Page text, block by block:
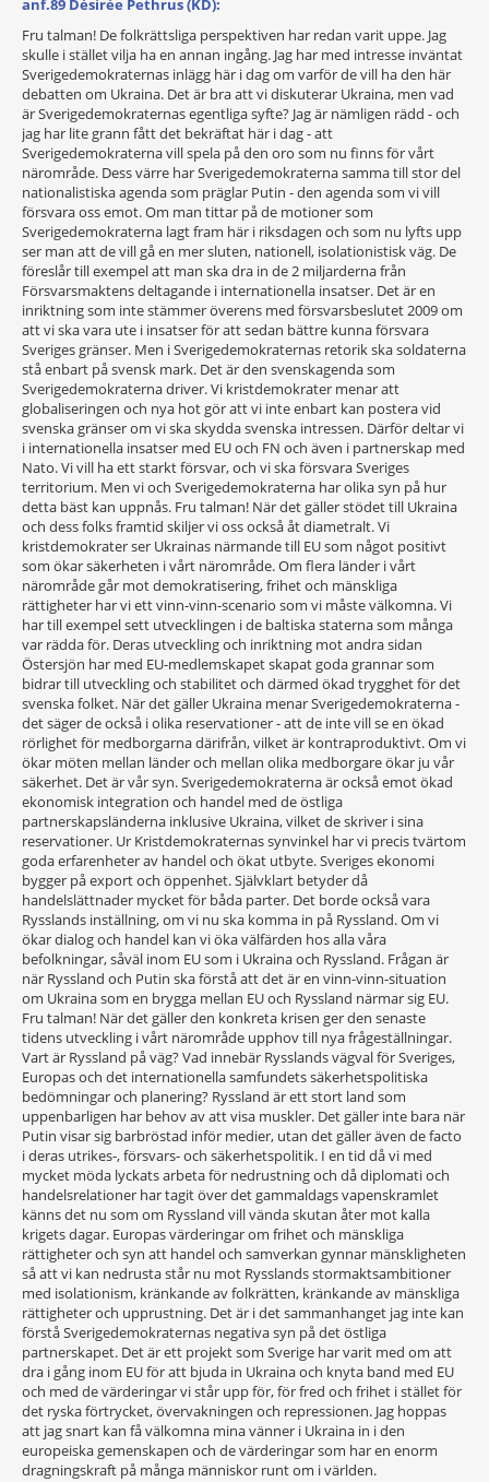
anf.89 Désirée Pethrus (KD):
Fru talman! De folkrättsliga perspektiven har redan varit uppe. Jag
skulle i stället vilja ha en annan ingång. Jag har med intresse inväntat
Sverigedemokraternas inlägg här i dag om varför de vill ha den här
debatten om Ukraina. Det är bra att vi diskuterar Ukraina, men vad
är Sverigedemokraternas egentliga syfte? Jag är nämligen rädd - och
jag har lite grann fått det bekräftat här i dag - att
Sverigedemokraterna vill spela på den oro som nu finns för vårt
närområde. Dess värre har Sverigedemokraterna samma till stor del
nationalistiska agenda som präglar Putin - den agenda som vi vill
försvara oss emot. Om man tittar på de motioner som
Sverigedemokraterna lagt fram här i riksdagen och som nu lyfts upp
ser man att de vill gå en mer sluten, nationell, isolationistisk väg. De
föreslår till exempel att man ska dra in de 2 miljarderna från
Försvarsmaktens deltagande i internationella insatser. Det är en
inriktning som inte stämmer överens med försvarsbeslutet 2009 om
att vi ska vara ute i insatser för att sedan bättre kunna försvara
Sveriges gränser. Men i Sverigedemokraternas retorik ska soldaterna
stå enbart på svensk mark. Det är den svenskagenda som
Sverigedemokraterna driver. Vi kristdemokrater menar att
globaliseringen och nya hot gör att vi inte enbart kan postera vid
svenska gränser om vi ska skydda svenska intressen. Därför deltar vi
i internationella insatser med EU och FN och även i partnerskap med
Nato. Vi vill ha ett starkt försvar, och vi ska försvara Sveriges
territorium. Men vi och Sverigedemokraterna har olika syn på hur
detta bäst kan uppnås. Fru talman! När det gäller stödet till Ukraina
och dess folks framtid skiljer vi oss också åt diametralt. Vi
kristdemokrater ser Ukrainas närmande till EU som något positivt
som ökar säkerheten i vårt närområde. Om flera länder i vårt
närområde går mot demokratisering, frihet och mänskliga
rättigheter har vi ett vinn-vinn-scenario som vi måste välkomna. Vi
har till exempel sett utvecklingen i de baltiska staterna som många
var rädda för. Deras utveckling och inriktning mot andra sidan
Östersjön har med EU-medlemskapet skapat goda grannar som
bidrar till utveckling och stabilitet och därmed ökad trygghet för det
svenska folket. När det gäller Ukraina menar Sverigedemokraterna -
det säger de också i olika reservationer - att de inte vill se en ökad
rörlighet för medborgarna därifrån, vilket är kontraproduktivt. Om vi
ökar möten mellan länder och mellan olika medborgare ökar ju vår
säkerhet. Det är vår syn. Sverigedemokraterna är också emot ökad
ekonomisk integration och handel med de östliga
partnerskapsländerna inklusive Ukraina, vilket de skriver i sina
reservationer. Ur Kristdemokraternas synvinkel har vi precis tvärtom
goda erfarenheter av handel och ökat utbyte. Sveriges ekonomi
bygger på export och öppenhet. Självklart betyder då
handelslättnader mycket för båda parter. Det borde också vara
Rysslands inställning, om vi nu ska komma in på Ryssland. Om vi
ökar dialog och handel kan vi öka välfärden hos alla våra
befolkningar, såväl inom EU som i Ukraina och Ryssland. Frågan är
när Ryssland och Putin ska förstå att det är en vinn-vinn-situation
om Ukraina som en brygga mellan EU och Ryssland närmar sig EU.
Fru talman! När det gäller den konkreta krisen ger den senaste
tidens utveckling i vårt närområde upphov till nya frågeställningar.
Vart är Ryssland på väg? Vad innebär Rysslands vägval för Sveriges,
Europas och det internationella samfundets säkerhetspolitiska
bedömningar och planering? Ryssland är ett stort land som
uppenbarligen har behov av att visa muskler. Det gäller inte bara när
Putin visar sig barbröstad inför medier, utan det gäller även de facto
i deras utrikes-, försvars- och säkerhetspolitik. I en tid då vi med
mycket möda lyckats arbeta för nedrustning och då diplomati och
handelsrelationer har tagit över det gammaldags vapenskramlet
känns det nu som om Ryssland vill vända skutan åter mot kalla
krigets dagar. Europas värderingar om frihet och mänskliga
rättigheter och syn att handel och samverkan gynnar mänskligheten
så att vi kan nedrusta står nu mot Rysslands stormaktsambitioner
med isolationism, kränkande av folkrätten, kränkande av mänskliga
rättigheter och upprustning. Det är i det sammanhanget jag inte kan
förstå Sverigedemokraternas negativa syn på det östliga
partnerskapet. Det är ett projekt som Sverige har varit med om att
dra i gång inom EU för att bjuda in Ukraina och knyta band med EU
och med de värderingar vi står upp för, för fred och frihet i stället för
det ryska förtrycket, övervakningen och repressionen. Jag hoppas
att jag snart kan få välkomna mina vänner i Ukraina in i den
europeiska gemenskapen och de värderingar som har en enorm
dragningskraft på många människor runt om i världen.